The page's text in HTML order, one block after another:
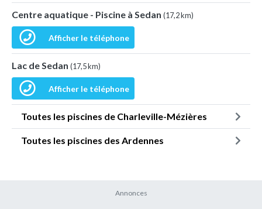
Centre aquatique - Piscine à Sedan (17,2 km)
Afficher le téléphone
Lac de Sedan (17,5 km)
Afficher le téléphone
Toutes les piscines de Charleville-Mézières
Toutes les piscines des Ardennes